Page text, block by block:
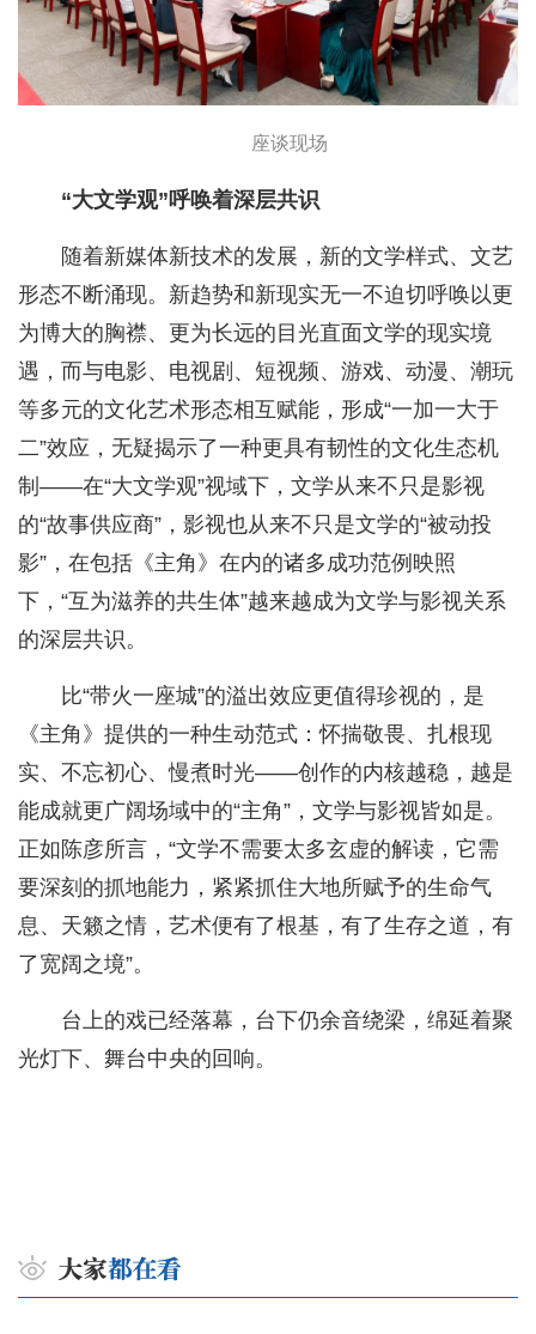
座谈现场
“大文学观”呼唤着深层共识
随着新媒体新技术的发展，新的文学样式、文艺
形态不断涌现。新趋势和新现实无一不迫切呼唤以更
为博大的胸襟、更为长远的目光直面文学的现实境
遇，而与电影、电视剧、短视频、游戏、动漫、潮玩
等多元的文化艺术形态相互赋能，形成“一加一大于
二”效应，无疑揭示了一种更具有韧性的文化生态机
制——在“大文学观”视域下，文学从来不只是影视
的“故事供应商”，影视也从来不只是文学的“被动投
影”，在包括《主角》在内的诸多成功范例映照
下，“互为滋养的共生体”越来越成为文学与影视关系
的深层共识。
比“带火一座城”的溢出效应更值得珍视的，是
《主角》提供的一种生动范式：怀揣敬畏、扎根现
实、不忘初心、慢煮时光——创作的内核越稳，越是
能成就更广阔场域中的“主角”，文学与影视皆如是。
正如陈彦所言，“文学不需要太多玄虚的解读，它需
要深刻的抓地能力，紧紧抓住大地所赋予的生命气
息、天籁之情，艺术便有了根基，有了生存之道，有
了宽阔之境”。
台上的戏已经落幕，台下仍余音绕梁，绵延着聚
光灯下、舞台中央的回响。